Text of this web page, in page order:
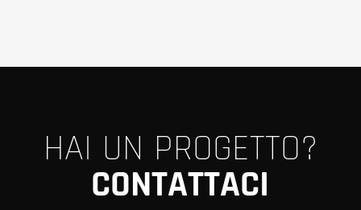
HAI UN PROGETTO?
CONTATTACI